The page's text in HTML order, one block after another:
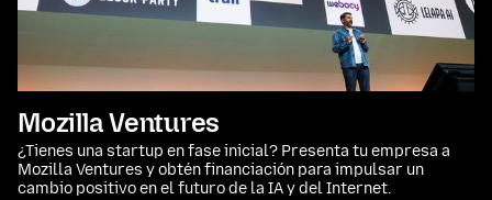
Mozilla Ventures
¿Tienes una startup en fase inicial? Presenta tu empresa a
Mozilla Ventures y obtén financiación para impulsar un
cambio positivo en el futuro de la IA y del Internet.